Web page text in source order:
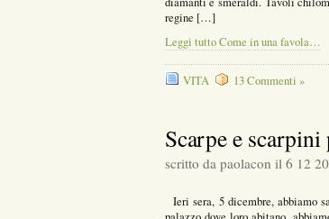
regine […]
Leggi tutto Come in una favola…
VITA 13 Commenti »
Scarpe e
scritto da paolacon il 6 12
Ieri sera, 5 dicembre, abbiamo